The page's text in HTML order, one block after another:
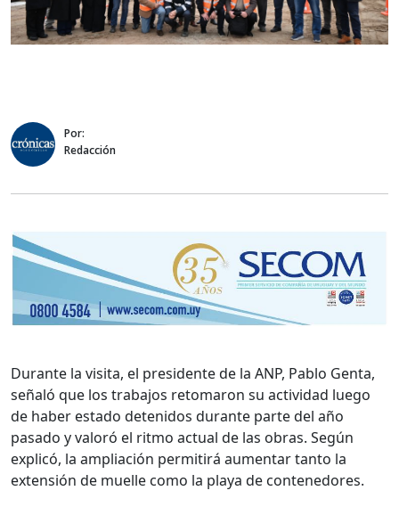
Por:
Redacción
Durante la visita, el presidente de la ANP, Pablo Genta,
señaló que los trabajos retomaron su actividad luego
de haber estado detenidos durante parte del año
pasado y valoró el ritmo actual de las obras. Según
explicó, la ampliación permitirá aumentar tanto la
extensión de muelle como la playa de contenedores.